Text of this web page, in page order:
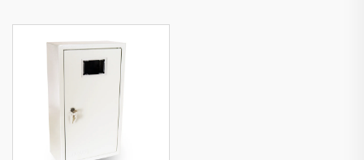
Transparant
Contactbeschermingsvenster
Kap